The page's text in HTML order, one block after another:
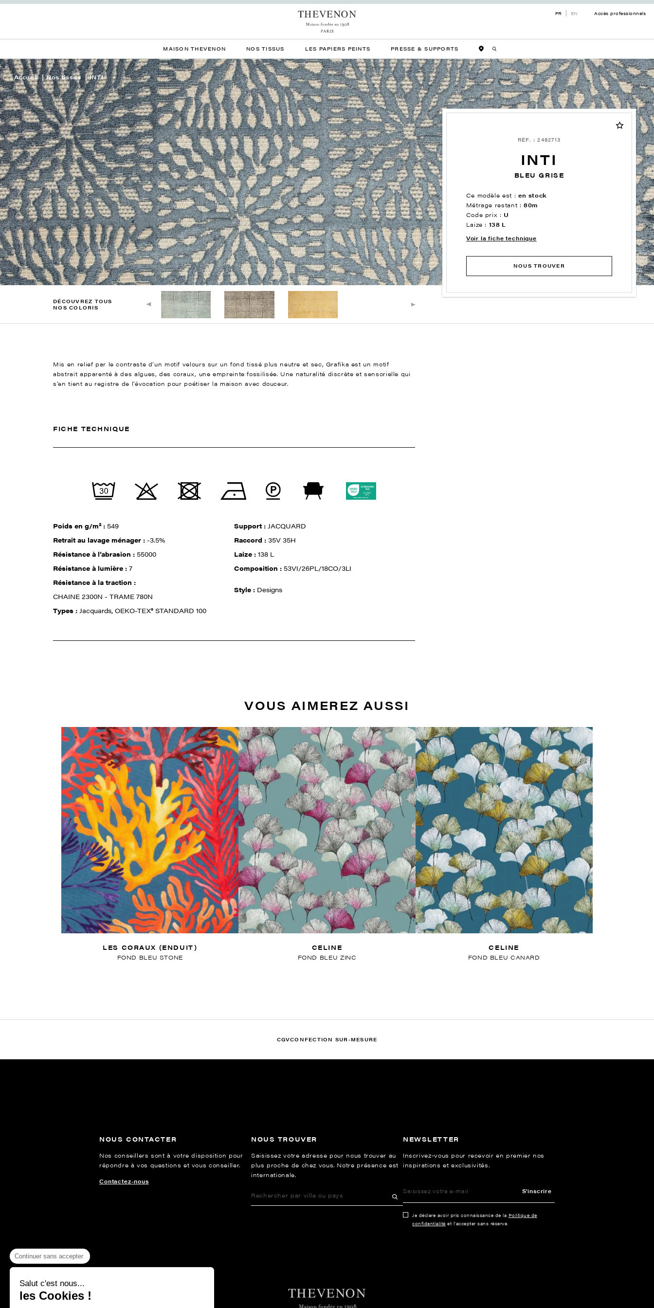
FR EN Accès professionnels
MAISON THEVENON NOS TISSUS LES PAPIERS PEINTS PRESSE & SUPPORTS
Accueil Nos tissus INTI
RÉF. : 2482713
INTI
BLEU GRISE
Ce modèle est : en stock
Métrage restant :80m
Code prix : U
Laize : 138 L
Voir la fiche technique
NOUS TROUVER
DÉCOUVREZ TOUS
NOS COLORIS
Mis en relief par le contraste d’un motif velours sur un fond tissé plus neutre et sec, Grafika est un motif
abstrait apparenté à des algues, des coraux, une empreinte fossilisée. Une naturalité discrète et sensorielle qui
s’en tient au registre de l’évocation pour poétiser la maison avec douceur.
FICHE TECHNIQUE
Poids en g/m² : 549 Support :JACQUARD
Retrait au lavage ménager :-3.5% Raccord :35V 35H
Résistance à l‘abrasion : 55000 Laize :138 L
Résistance à lumière :7 Composition : 53VI/26PL/18CO/3LI
Résistance à la traction :
CHAINE 2300N - TRAME 780N
Style : Designs
Types :Jacquards, OEKO-TEX® STANDARD 100
VOUS AIMEREZ AUSSI
LES CORAUX (ENDUIT)
FOND BLEU STONE
CELINE
FOND BLEU ZINC
CELINE
FOND BLEU CANARD
CGVCONFECTION SUR-MESURE
NOUS CONTACTER
Nos conseillers sont à votre disposition pour
répondre à vos questions et vous conseiller.
Contactez-nous
NOUS TROUVER
Saisissez votre adresse pour nous trouver au
plus proche de chez vous. Notre présence est
internationale.
NEWSLETTER
Inscrivez-vous pour recevoir en premier nos
inspirations et exclusivités.
S'inscrire
Je déclare avoir pris connaissance de la Politique de
confidentialité et l’accepter sans réserve.
Continuer sans accepter
Salut c'est nous...
les Cookies !